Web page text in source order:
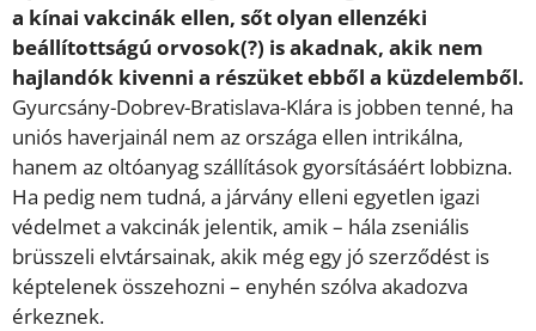
a kínai vakcinák ellen, sőt olyan ellenzéki
beállítottságú orvosok(?) is akadnak, akik nem
hajlandók kivenni a részüket ebből a küzdelemből.
Gyurcsány-Dobrev-Bratislava-Klára is jobben tenné, ha
uniós haverjainál nem az országa ellen intrikálna,
hanem az oltóanyag szállítások gyorsításáért lobbizna.
Ha pedig nem tudná, a járvány elleni egyetlen igazi
védelmet a vakcinák jelentik, amik – hála zseniális
brüsszeli elvtársainak, akik még egy jó szerződést is
képtelenek összehozni – enyhén szólva akadozva
érkeznek.